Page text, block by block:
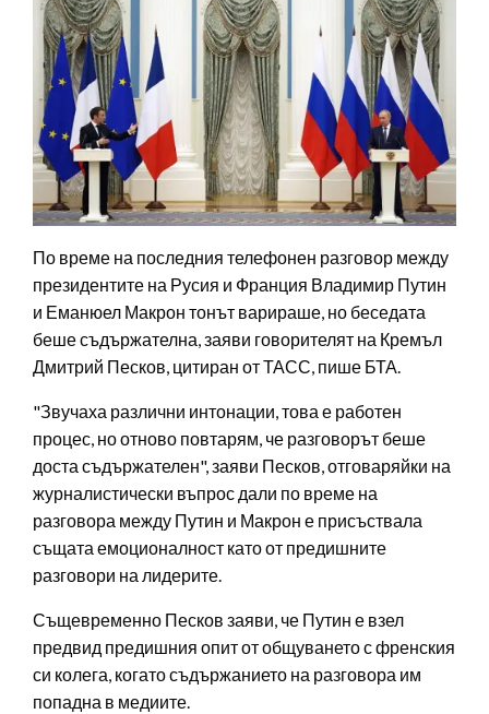
По време на последния телефонен разговор между
президентите на Русия и Франция Владимир Путин
и Еманюел Макрон тонът варираше, но беседата
беше съдържателна, заяви говорителят на Кремъл
Дмитрий Песков, цитиран от ТАСС, пише БТА.
"Звучаха различни интонации, това е работен
процес, но отново повтарям, че разговорът беше
доста съдържателен", заяви Песков, отговаряйки на
журналистически въпрос дали по време на
разговора между Путин и Макрон е присъствала
същата емоционалност като от предишните
разговори на лидерите.
Същевременно Песков заяви, че Путин е взел
предвид предишния опит от общуването с френския
си колега, когато съдържанието на разговора им
попадна в медиите.